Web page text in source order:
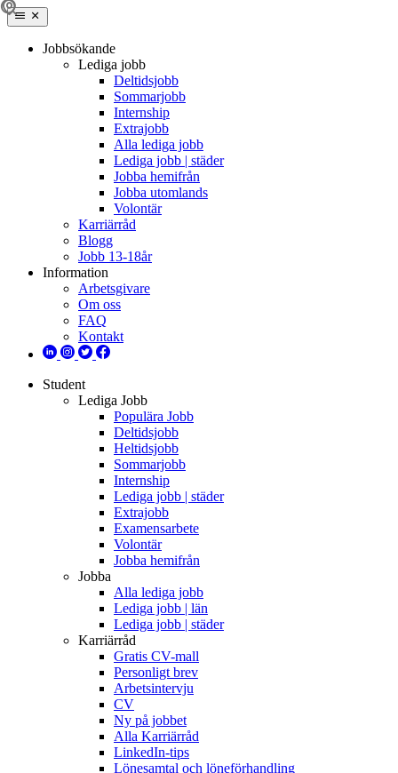
Jobbsökande
Lediga jobb
Deltidsjobb
Sommarjobb
Internship
Extrajobb
Alla lediga jobb
Lediga jobb | städer
Jobba hemifrån
Jobba utomlands
Volontär
Karriärråd
Blogg
Jobb 13-18år
Information
Arbetsgivare
Om oss
FAQ
Kontakt
Student
Lediga Jobb
Populära Jobb
Deltidsjobb
Heltidsjobb
Sommarjobb
Internship
Lediga jobb | städer
Extrajobb
Examensarbete
Volontär
Jobba hemifrån
Jobba
Alla lediga jobb
Lediga jobb | län
Lediga jobb | städer
Karriärråd
Gratis CV-mall
Personligt brev
Arbetsintervju
CV
Ny på jobbet
Alla Karriärråd
LinkedIn-tips
Lönesamtal och löneförhandling